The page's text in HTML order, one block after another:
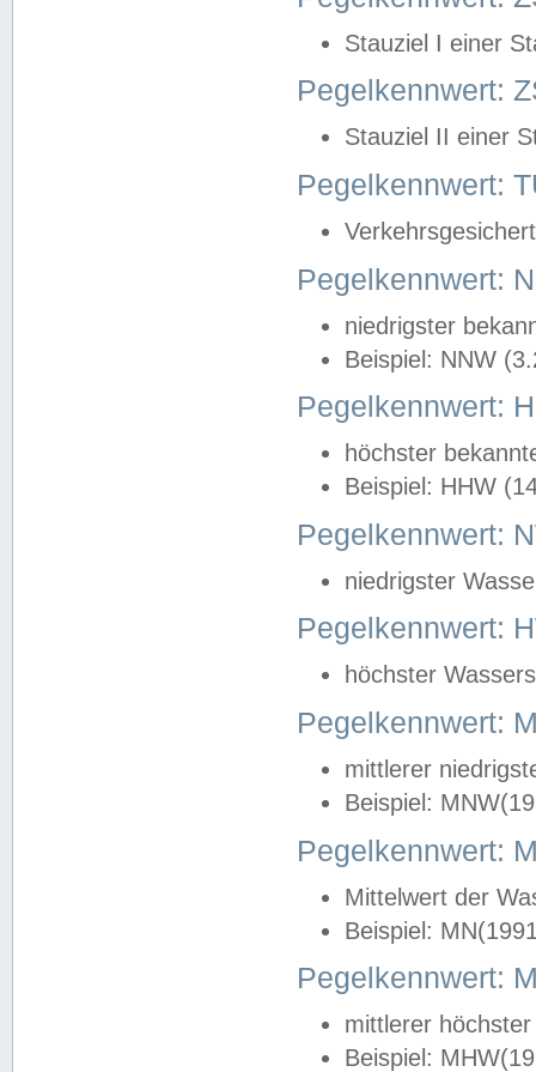
Stauziel I einer
Pegelkennwert:
Stauziel II einer
Pegelkennwert:
Pegelkennwert:
niedrigster
Beispiel: NNW
Pegelkennwert:
höchster
Beispiel: HHW
Pegelkennwert:
niedrigster
Pegelkennwert:
höchster
Pegelkennwert:
mittlerer
Beispiel:
Pegelkennwert:
Mittelwert der
Beispiel:
Pegelkennwert:
mittlerer
Beispiel: